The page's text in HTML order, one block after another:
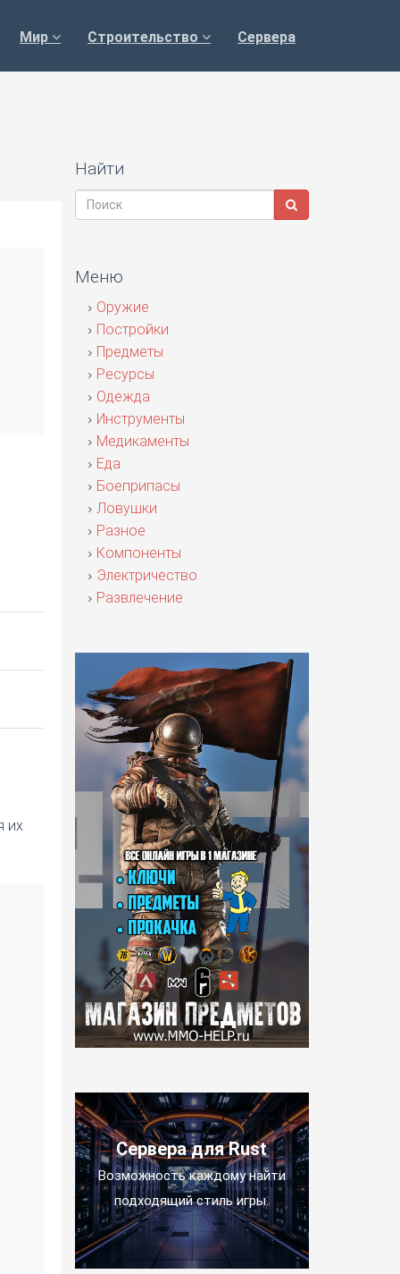
Мир Строительство Сервера
их
Найти
Меню
Оружие
Постройки
Предметы
Ресурсы
Одежда
Инструменты
Медикаменты
Еда
Боеприпасы
Ловушки
Разное
Компоненты
Электричество
Развлечение
Сервера для Rust
Возможность каждому найти
подходящий стиль игры.